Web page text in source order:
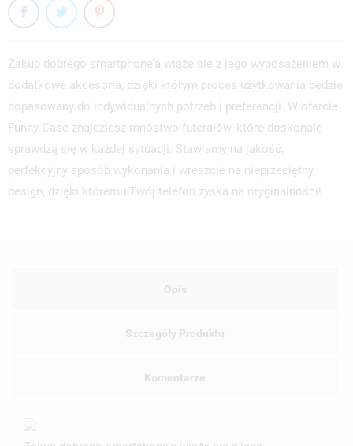
Zakup dobrego smartphone’a wiąże się z jego wyposażeniem w
dodatkowe akcesoria, dzięki którym proces użytkowania będzie
dopasowany do indywidualnych potrzeb i preferencji. W ofercie
Funny Case znajdziesz mnóstwo futerałów, które doskonale
sprawdzą się w każdej sytuacji. Stawiamy na jakość,
perfekcyjny sposób wykonania i wreszcie na nieprzeciętny
design, dzięki któremu Twój telefon zyska na oryginalności!
Opis
Szczegóły Produktu
Komentarze